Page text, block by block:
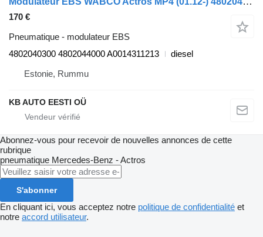
170 €
Pneumatique - modulateur EBS
4802040300 4802044000 A0014311213
diesel
Estonie, Rummu
KB AUTO EESTI OÜ
Abonnez-vous pour recevoir de nouvelles annonces de cette
rubrique
pneumatique Mercedes-Benz - Actros
S'abonner
En cliquant ici, vous acceptez notre politique de confidentialité et
notre accord utilisateur.